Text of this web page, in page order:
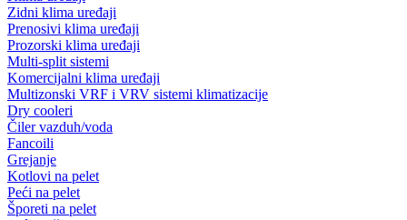
Zidni klima uređaji
Prenosivi klima uređaji
Prozorski klima uređaji
Multi-split sistemi
Komercijalni klima uređaji
Multizonski VRF i VRV sistemi klimatizacije
Dry cooleri
Čiler vazduh/voda
Fancoili
Grejanje
Kotlovi na pelet
Peći na pelet
Šporeti na pelet